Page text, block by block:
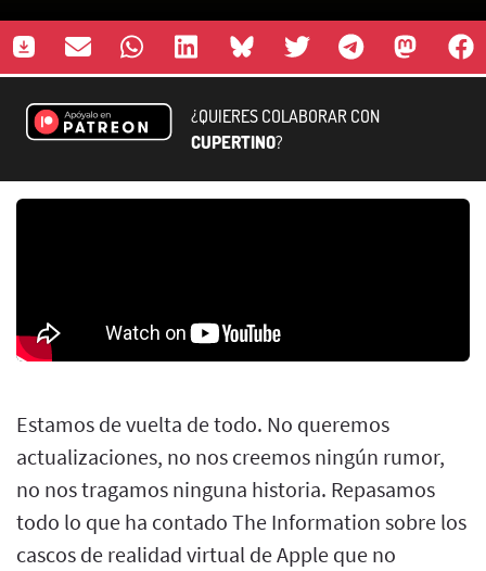
¿QUIERES COLABORAR CON
CUPERTINO?
Estamos de vuelta de todo. No queremos
actualizaciones, no nos creemos ningún rumor,
no nos tragamos ninguna historia. Repasamos
todo lo que ha contado The Information sobre los
cascos de realidad virtual de Apple que no